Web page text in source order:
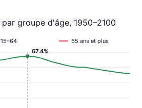
groupe d'âge, 1950–2100
15–64 65 ans et plus
67.4%